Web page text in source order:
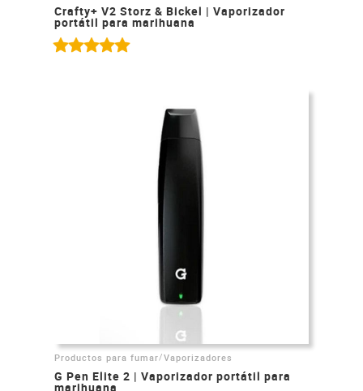
Crafty+ V2 Storz & Bickel | Vaporizador
portátil para marihuana
Productos para fumar/Vaporizadores
G Pen Elite 2 | Vaporizador portátil para
marihuana